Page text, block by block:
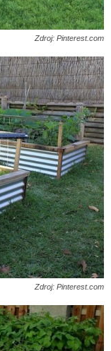
Zdroj: Pinterest.com
Zdroj: Pinterest.com